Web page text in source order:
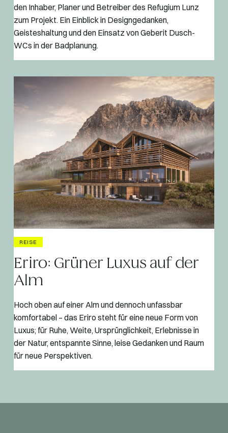
den Inhaber, Planer und Betreiber des Refugium Lunz
zum Projekt. Ein Einblick in Designgedanken,
Geisteshaltung und den Einsatz von Geberit Dusch-
WCs in der Badplanung.
REISE
Eriro: Grüner Luxus auf der
Alm
Hoch oben auf einer Alm und dennoch unfassbar
komfortabel – das Eriro steht für eine neue Form von
Luxus; für Ruhe, Weite, Ursprünglichkeit, Erlebnisse in
der Natur, entspannte Sinne, leise Gedanken und Raum
für neue Perspektiven.